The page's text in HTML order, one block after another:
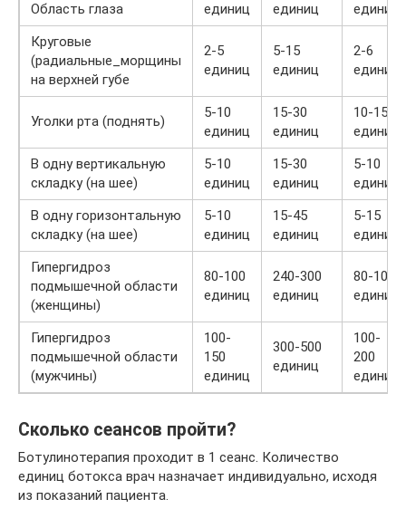
Область глаза
единиц
единиц
единиц
Круговые
(радиальные_морщины
на верхней губе
2-5
единиц
5-15
единиц
2-6
единиц
Уголки рта (поднять)
5-10
единиц
15-30
единиц
10-15
единиц
В одну вертикальную
складку (на шее)
5-10
единиц
15-30
единиц
5-10
единиц
В одну горизонтальную
складку (на шее)
5-10
единиц
15-45
единиц
5-15
единиц
Гипергидроз
подмышечной области
(женщины)
80-100
единиц
240-300
единиц
80-100
единиц
Гипергидроз
подмышечной области
(мужчины)
100-
150
единиц
300-500
единиц
100-
200
единиц
Сколько сеансов пройти?
Ботулинотерапия проходит в 1 сеанс. Количество
единиц ботокса врач назначает индивидуально, исходя
из показаний пациента.